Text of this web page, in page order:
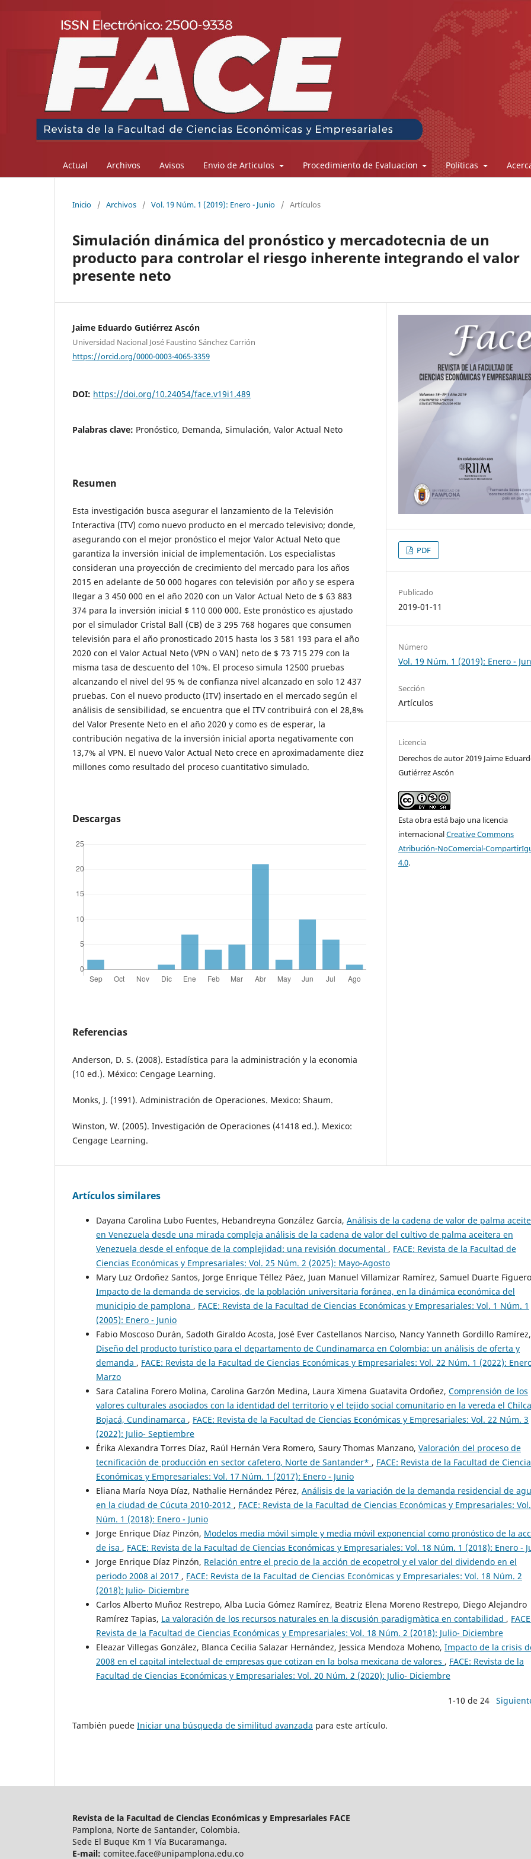
Actual Archivos Avisos Envio de Articulos Procedimiento de Evaluacion Políticas
Inicio / Archivos / Vol. 19 Núm. 1 (2019): Enero - Junio / Artículos
Simulación dinámica del pronóstico y mercadotecnia de un
producto para controlar el riesgo inherente integrando el valor
presente neto
Jaime Eduardo Gutiérrez Ascón
Universidad Nacional José Faustino Sánchez Carrión
https://orcid.org/0000-0003-4065-3359
DOI: https://doi.org/10.24054/face.v19i1.489
Palabras clave: Pronóstico, Demanda, Simulación, Valor Actual Neto
Resumen
Esta investigación busca asegurar el lanzamiento de la Televisión
Interactiva (ITV) como nuevo producto en el mercado televisivo; donde,
asegurando con el mejor pronóstico el mejor Valor Actual Neto que
garantiza la inversión inicial de implementación. Los especialistas
consideran una proyección de crecimiento del mercado para los años
2015 en adelante de 50 000 hogares con televisión por año y se espera
llegar a 3 450 000 en el año 2020 con un Valor Actual Neto de $ 63 883
374 para la inversión inicial $ 110 000 000. Este pronóstico es ajustado
por el simulador Cristal Ball (CB) de 3 295 768 hogares que consumen
televisión para el año pronosticado 2015 hasta los 3 581 193 para el año
2020 con el Valor Actual Neto (VPN o VAN) neto de $ 73 715 279 con la
misma tasa de descuento del 10%. El proceso simula 12500 pruebas
alcanzando el nivel del 95 % de confianza nivel alcanzado en solo 12 437
pruebas. Con el nuevo producto (ITV) insertado en el mercado según el
análisis de sensibilidad, se encuentra que el ITV contribuirá con el 28,8%
del Valor Presente Neto en el año 2020 y como es de esperar, la
contribución negativa de la inversión inicial aporta negativamente con
13,7% al VPN. El nuevo Valor Actual Neto crece en aproximadamente diez
millones como resultado del proceso cuantitativo simulado.
Descargas
Referencias
Anderson, D. S. (2008). Estadística para la administración y la economia
(10 ed.). México: Cengage Learning.
Monks, J. (1991). Administración de Operaciones. Mexico: Shaum.
Winston, W. (2005). Investigación de Operaciones (41418 ed.). Mexico:
Cengage Learning.
PDF
Publicado
2019-01-11
Número
Vol. 19 Núm. 1 (2019): Enero -
Sección
Artículos
Licencia
Derechos de autor 2019 Jaime
Gutiérrez Ascón
Esta obra está bajo una licencia
internacionalCreative Commons
Atribución-NoComercial-
4.0.
Artículos similares
Dayana Carolina Lubo Fuentes, Hebandreyna González García, Análisis de la cadena de valor de palma
en Venezuela desde una mirada compleja análisis de la cadena de valor del cultivo de palma aceitera en
Venezuela desde el enfoque de la complejidad: una revisión documental , FACE: Revista de la Facultad de
Ciencias Económicas y Empresariales: Vol. 25 Núm. 2 (2025): Mayo-Agosto
Mary Luz Ordoñez Santos, Jorge Enrique Téllez Páez, Juan Manuel Villamizar Ramírez, Samuel Duarte
Impacto de la demanda de servicios, de la población universitaria foránea, en la dinámica económica del
municipio de pamplona , FACE: Revista de la Facultad de Ciencias Económicas y Empresariales: Vol. 1 Núm. 1
(2005): Enero - Junio
Fabio Moscoso Durán, Sadoth Giraldo Acosta, José Ever Castellanos Narciso, Nancy Yanneth Gordillo Ramírez,
Diseño del producto turístico para el departamento de Cundinamarca en Colombia: un análisis de oferta y
demanda , FACE: Revista de la Facultad de Ciencias Económicas y Empresariales: Vol. 22 Núm. 1 (2022):
Marzo
Sara Catalina Forero Molina, Carolina Garzón Medina, Laura Ximena Guatavita Ordoñez, Comprensión de los
valores culturales asociados con la identidad del territorio y el tejido social comunitario en la vereda el
Bojacá, Cundinamarca , FACE: Revista de la Facultad de Ciencias Económicas y Empresariales: Vol. 22 Núm. 3
(2022): Julio- Septiembre
Érika Alexandra Torres Díaz, Raúl Hernán Vera Romero, Saury Thomas Manzano, Valoración del proceso de
tecnificación de producción en sector cafetero, Norte de Santander* , FACE: Revista de la Facultad de
Económicas y Empresariales: Vol. 17 Núm. 1 (2017): Enero - Junio
Eliana María Noya Díaz, Nathalie Hernández Pérez, Análisis de la variación de la demanda residencial de
en la ciudad de Cúcuta 2010-2012 , FACE: Revista de la Facultad de Ciencias Económicas y Empresariales:
Núm. 1 (2018): Enero - Junio
Jorge Enrique Díaz Pinzón, Modelos media móvil simple y media móvil exponencial como pronóstico de la
de isa , FACE: Revista de la Facultad de Ciencias Económicas y Empresariales: Vol. 18 Núm. 1 (2018): Enero -
Jorge Enrique Díaz Pinzón, Relación entre el precio de la acción de ecopetrol y el valor del dividendo en el
periodo 2008 al 2017 , FACE: Revista de la Facultad de Ciencias Económicas y Empresariales: Vol. 18 Núm. 2
(2018): Julio- Diciembre
Carlos Alberto Muñoz Restrepo, Alba Lucia Gómez Ramírez, Beatriz Elena Moreno Restrepo, Diego Alejandro
Ramírez Tapias, La valoración de los recursos naturales en la discusión paradigmàtica en contabilidad ,
Revista de la Facultad de Ciencias Económicas y Empresariales: Vol. 18 Núm. 2 (2018): Julio- Diciembre
Eleazar Villegas González, Blanca Cecilia Salazar Hernández, Jessica Mendoza Moheno, Impacto de la crisis
2008 en el capital intelectual de empresas que cotizan en la bolsa mexicana de valores , FACE: Revista de la
Facultad de Ciencias Económicas y Empresariales: Vol. 20 Núm. 2 (2020): Julio- Diciembre
1-10 de 24
También puede Iniciar una búsqueda de similitud avanzada para este artículo.
Revista de la Facultad de Ciencias Económicas y Empresariales FACE
Pamplona, Norte de Santander, Colombia.
Sede El Buque Km 1 Vía Bucaramanga.
E-mail: comitee.face@unipamplona.edu.co